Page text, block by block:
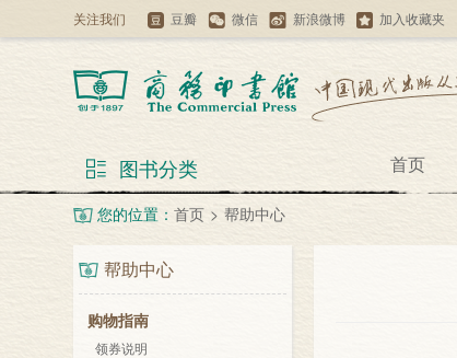
关注我们 豆瓣 微信 新浪微博 加入收藏夹
图书分类 首页
您的位置： 首页 > 帮助中心
帮助中心
购物指南
领券说明